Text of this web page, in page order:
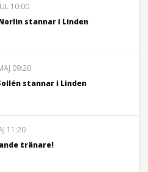
10:00
stannar i Linden
09:20
stannar i Linden
11:20
tränare!